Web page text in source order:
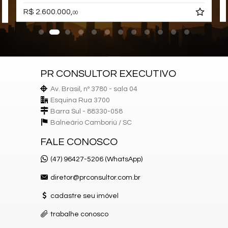
R$ 2.600.000, 00
PR CONSULTOR EXECUTIVO
Av. Brasil, nº 3780 - sala 04
Esquina Rua 3700
Barra Sul - 88330-058
Balneário Camboriú / SC
FALE CONOSCO
(47) 96427-5206 (WhatsApp)
diretor@prconsultor.com.br
cadastre seu imóvel
trabalhe conosco